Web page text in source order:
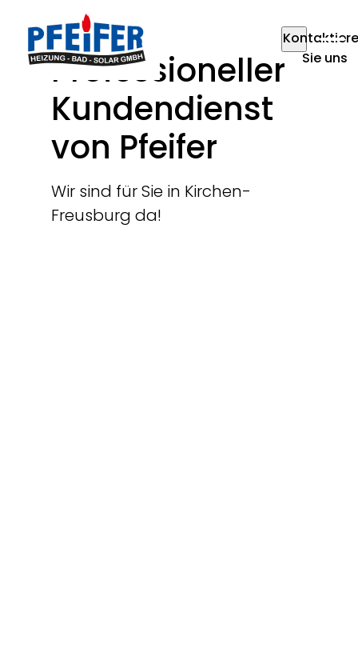
Sie uns
Professioneller
Kundendienst
von Pfeifer
Wir sind für Sie in Kirchen-
Freusburg da!